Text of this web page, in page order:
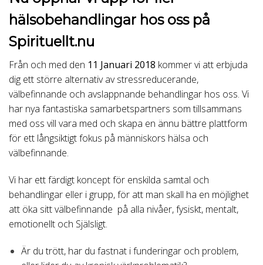
hälsobehandlingar hos oss på
Spirituellt.nu
Från och med den 11 Januari 2018 kommer vi att erbjuda
dig ett större alternativ av stressreducerande,
välbefinnande och avslappnande behandlingar hos oss. Vi
har nya fantastiska samarbetspartners som tillsammans
med oss vill vara med och skapa en ännu bättre plattform
för ett långsiktigt fokus på människors hälsa och
välbefinnande.
Vi har ett färdigt koncept för enskilda samtal och
behandlingar eller i grupp, för att man skall ha en möjlighet
att öka sitt välbefinnande på alla nivåer, fysiskt, mentalt,
emotionellt och Själsligt.
Är du trött, har du fastnat i funderingar och problem,